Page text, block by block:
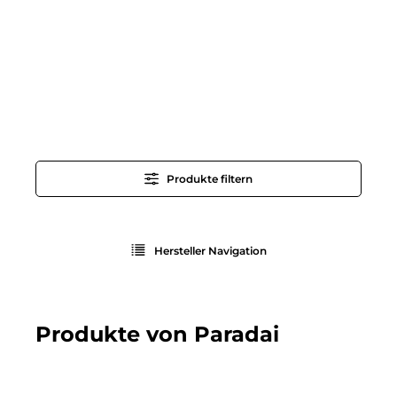
Produkte filtern
Hersteller Navigation
Produkte von Paradai